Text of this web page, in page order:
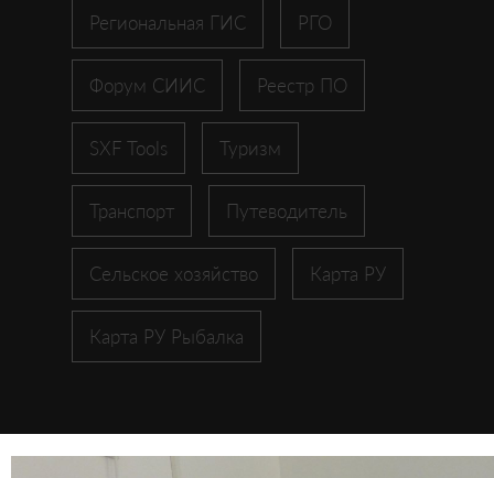
Региональная ГИС РГО
Форум СИИС Реестр ПО
SXF Tools Туризм
Транспорт Путеводитель
Сельское хозяйство Карта РУ
Карта РУ Рыбалка